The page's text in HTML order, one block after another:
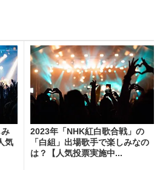
み
気
2023年「NHK紅白歌合戦」の
「白組」出場歌手で楽しみなの
は？【人気投票実施中...